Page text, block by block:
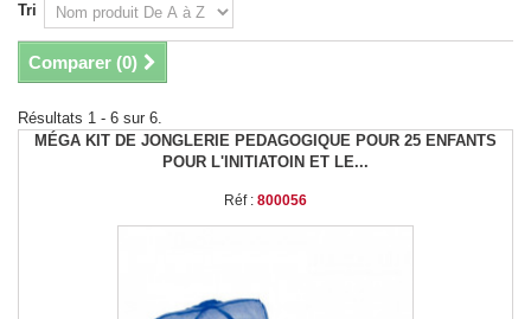
Tri
Comparer (0)
Résultats 1 - 6 sur 6.
MÉGA KIT DE JONGLERIE PEDAGOGIQUE POUR 25 ENFANTS
POUR L'INITIATOIN ET LE...
Réf : 800056